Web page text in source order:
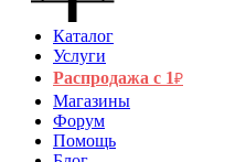
Каталог
Услуги
Распродажа с 1₽
Магазины
Форум
Помощь